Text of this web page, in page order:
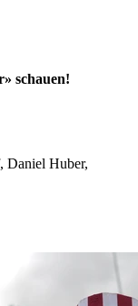
schauen!
Daniel Huber,